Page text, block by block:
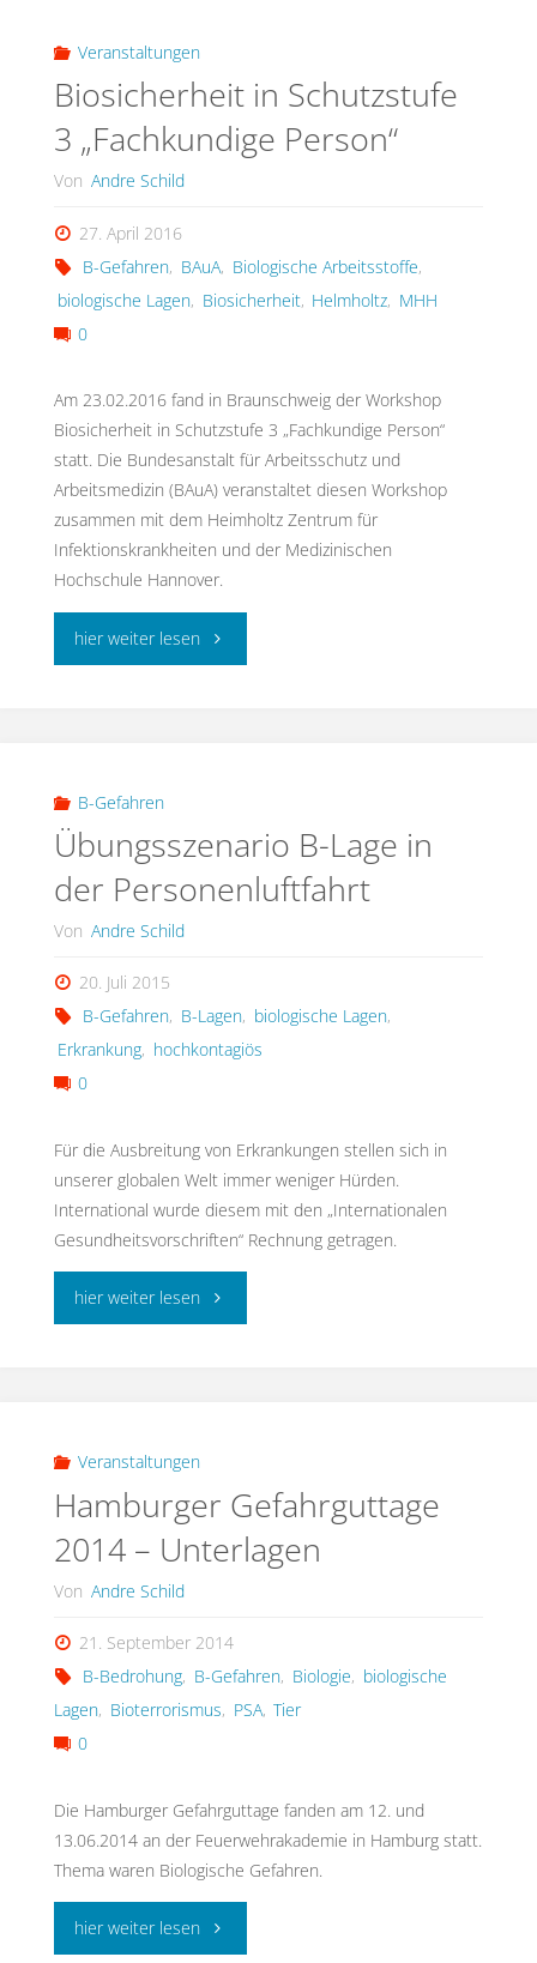
Pandemie"
Veranstaltungen
Biosicherheit in Schutzstufe
3 „Fachkundige Person“
Von Andre Schild
27. April 2016
B-Gefahren, BAuA, Biologische Arbeitsstoffe,
biologische Lagen, Biosicherheit, Helmholtz, MHH
0
Am 23.02.2016 fand in Braunschweig der Workshop
Biosicherheit in Schutzstufe 3 „Fachkundige Person“
statt. Die Bundesanstalt für Arbeitsschutz und
Arbeitsmedizin (BAuA) veranstaltet diesen Workshop
zusammen mit dem Heimholtz Zentrum für
Infektionskrankheiten und der Medizinischen
Hochschule Hannover.
hier weiter lesen"Biosicherheit
„Fachkundige
Person“"
B-Gefahren
Übungsszenario B-Lage in
der Personenluftfahrt
Von Andre Schild
20. Juli 2015
B-Gefahren, B-Lagen, biologische Lagen,
Erkrankung, hochkontagiös
0
Für die Ausbreitung von Erkrankungen stellen sich in
unserer globalen Welt immer weniger Hürden.
International wurde diesem mit den „Internationalen
Gesundheitsvorschriften“ Rechnung getragen.
hier weiter lesen"Übungsszenario
der
Personenluftfahrt"
Veranstaltungen
Hamburger Gefahrguttage
2014 – Unterlagen
Von Andre Schild
21. September 2014
B-Bedrohung, B-Gefahren, Biologie, biologische
Lagen, Bioterrorismus, PSA, Tier
0
Die Hamburger Gefahrguttage fanden am 12. und
13.06.2014 an der Feuerwehrakademie in Hamburg statt.
Thema waren Biologische Gefahren.
hier weiter lesen"Hamburger